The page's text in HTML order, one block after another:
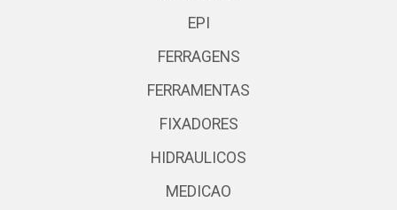
EPI
FERRAGENS
FERRAMENTAS
FIXADORES
HIDRAULICOS
MEDICAO